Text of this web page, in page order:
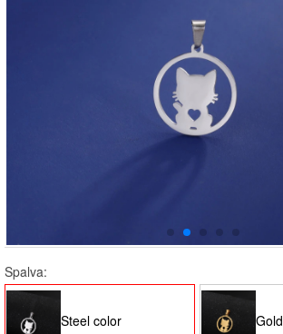
Spalva:
Steel color Gold